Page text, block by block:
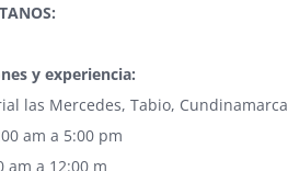
y experiencia:
las Mercedes, Tabio, Cundinamarca
am a 5:00 pm
am a 12:00 m